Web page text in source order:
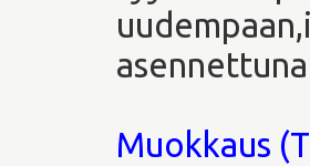
Muokkaus